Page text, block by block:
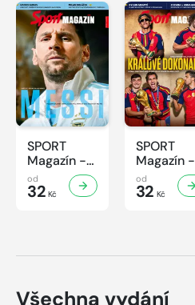
SPORT
Magazín -
32/2026
od
32 Kč
SPORT
Magazín -
31/2026
od
32 Kč
Všechna vydání